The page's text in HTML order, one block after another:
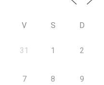
V S D
31 1 2
7 8 9